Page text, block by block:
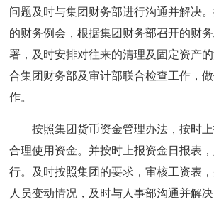
问题及时与集团财务部进行沟通并解决
的财务例会，根据集团财务部召开的财
署，及时安排对往来的清理及固定资产
合集团财务部及审计部联合检查工作，
作。
按照集团货币资金管理办法，按时
合理使用资金。并按时上报资金日报表
行。及时按照集团的要求，审核工资表
人员变动情况，及时与人事部沟通并解